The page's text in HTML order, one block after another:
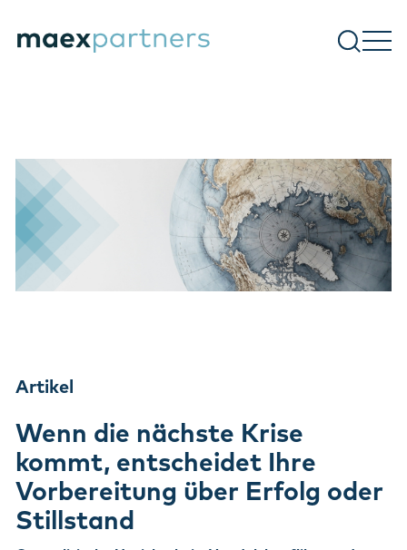
Artikel
Wenn die nächste Krise
kommt, entscheidet Ihre
Vorbereitung über Erfolg oder
Stillstand